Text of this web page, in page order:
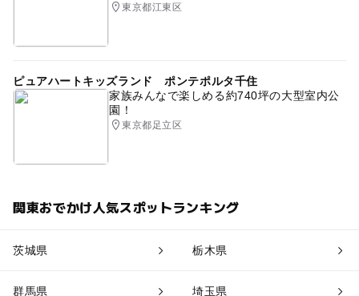
東京都江東区
ピュアハートキッズランド ポンテポルタ千住
家族みんなで楽しめる約740坪の大型室内公
園！
東京都足立区
関東おでかけ人気スポットランキング
茨城県 栃木県
群馬県 埼玉県